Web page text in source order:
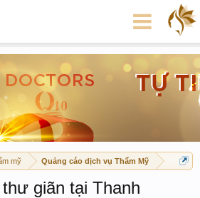
mỹ Quảng cáo dịch vụ Thẩm Mỹ
giãn tại Thanh